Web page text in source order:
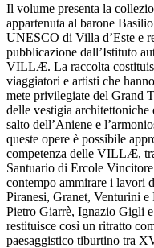
Il volume presenta la
appartenuta al barone
UNESCO di Villa d’Este e
pubblicazione dall’Istituto
VILLÆ. La raccolta
viaggiatori e artisti che
mete privilegiate del Grand
delle vestigia architettoniche
salto dell’Aniene e
queste opere è possibile
competenza delle VILLÆ,
Santuario di Ercole
contempo ammirare i lavori
Piranesi, Granet, Venturini
Pietro Giarrè, Ignazio Gigli
restituisce così un ritratto
paesaggistico tiburtino tra